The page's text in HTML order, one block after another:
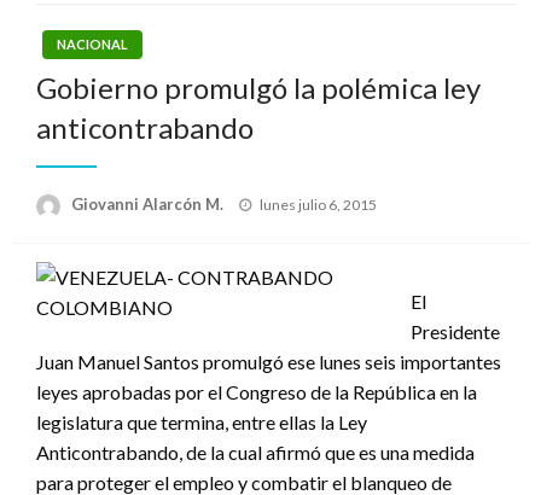
NACIONAL
Gobierno promulgó la polémica ley
anticontrabando
Giovanni Alarcón M.
Publicado
lunes julio 6, 2015
El
Presidente
Juan Manuel Santos promulgó ese lunes seis importantes
leyes aprobadas por el Congreso de la República en la
legislatura que termina, entre ellas la Ley
Anticontrabando, de la cual afirmó que es una medida
para proteger el empleo y combatir el blanqueo de